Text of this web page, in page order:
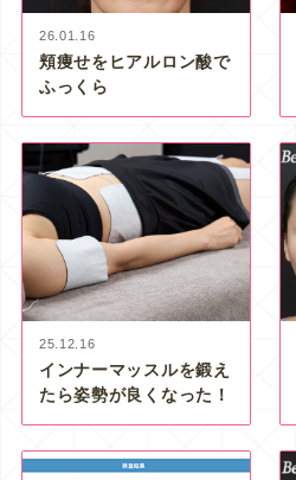
26.01.16
頬痩せをヒアルロン酸で
ふっくら
25.12.16
インナーマッスルを鍛え
たら姿勢が良くなった！